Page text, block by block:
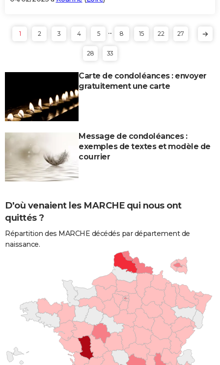
1 2 3 4 5 ... 8 15 22 27
28 33
Carte de condoléances : envoyer
gratuitement une carte
Message de condoléances :
exemples de textes et modèle de
courrier
D'où venaient les MARCHE qui nous ont
quittés ?
Répartition des MARCHE décédés par département de
naissance.